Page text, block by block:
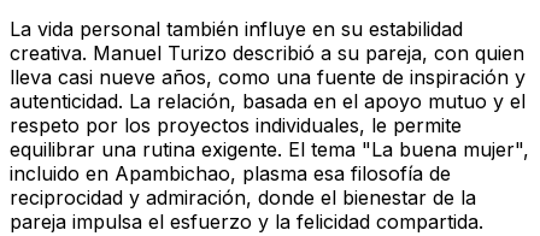
La vida personal también influye en su estabilidad
creativa. Manuel Turizo describió a su pareja, con quien
lleva casi nueve años, como una fuente de inspiración y
autenticidad. La relación, basada en el apoyo mutuo y el
respeto por los proyectos individuales, le permite
equilibrar una rutina exigente. El tema "La buena mujer",
incluido en Apambichao, plasma esa filosofía de
reciprocidad y admiración, donde el bienestar de la
pareja impulsa el esfuerzo y la felicidad compartida.